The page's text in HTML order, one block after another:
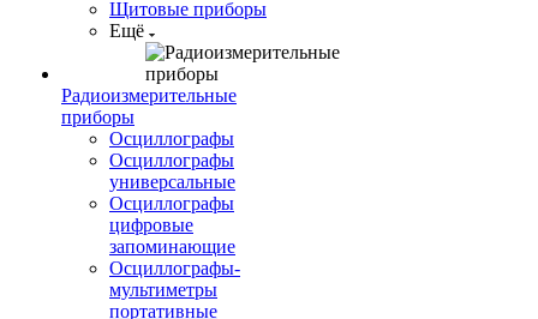
Щитовые приборы
Ещё
Радиоизмерительные
приборы
Осциллографы
Осциллографы
универсальные
Осциллографы
цифровые
запоминающие
Осциллографы-
мультиметры
портативные